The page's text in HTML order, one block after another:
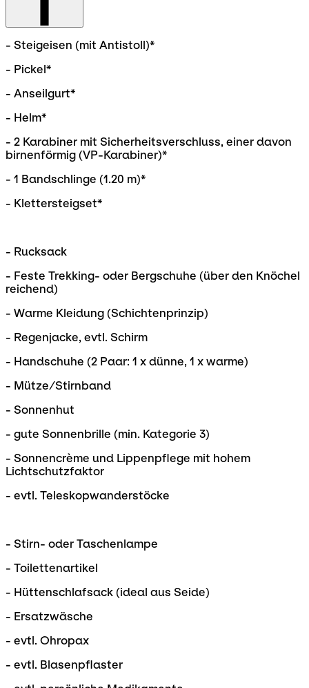
- Steigeisen (mit Antistoll)*
- Pickel*
- Anseilgurt*
- Helm*
- 2 Karabiner mit Sicherheitsverschluss, einer davon
birnenförmig (VP-Karabiner)*
- 1 Bandschlinge (1.20 m)*
- Klettersteigset*
- Rucksack
- Feste Trekking- oder Bergschuhe (über den Knöchel
reichend)
- Warme Kleidung (Schichtenprinzip)
- Regenjacke, evtl. Schirm
- Handschuhe (2 Paar: 1 x dünne, 1 x warme)
- Mütze/Stirnband
- Sonnenhut
- gute Sonnenbrille (min. Kategorie 3)
- Sonnencrème und Lippenpflege mit hohem
Lichtschutzfaktor
- evtl. Teleskopwanderstöcke
- Stirn- oder Taschenlampe
- Toilettenartikel
- Hüttenschlafsack (ideal aus Seide)
- Ersatzwäsche
- evtl. Ohropax
- evtl. Blasenpflaster